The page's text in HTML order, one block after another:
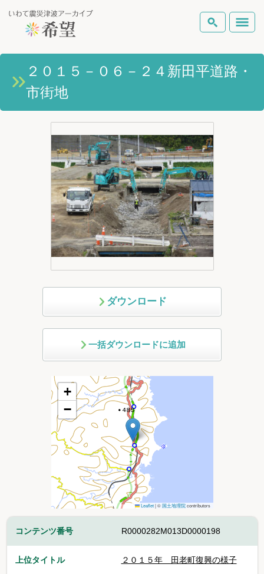
岩手県の被害状況
ピックアップコンテンツ
Foreign Laguage
検索
２０１５－０６－２４新田平道路・
市街地
ダウンロード
一括ダウンロードに追加
+
−
Leaflet |©国土地理院contributors
コンテンツ番号 R0000282M013D0000198
上位タイトル ２０１５年＿田老町復興の様子